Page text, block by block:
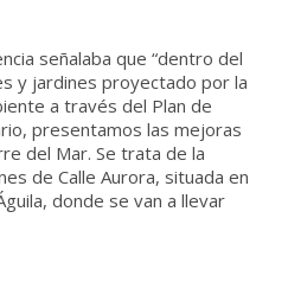
señalaba que “dentro del
y jardines proyectado por la
a través del Plan de
presentamos las mejoras
del Mar. Se trata de la
de Calle Aurora, situada en
donde se van a llevar